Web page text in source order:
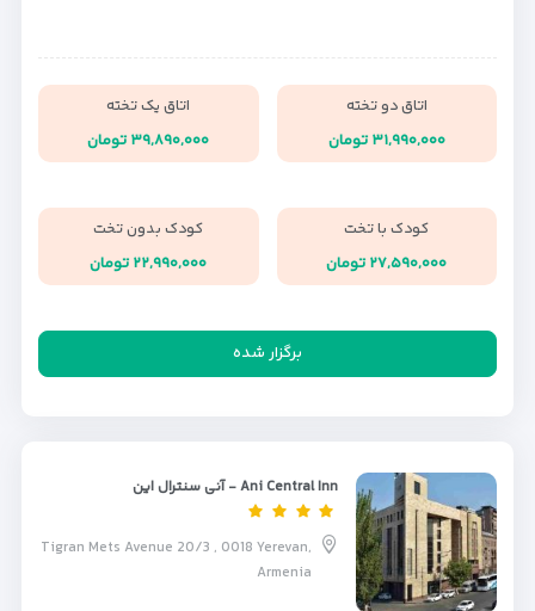
اتاق دو تخته
۳۱,۹۹۰,۰۰۰ تومان
اتاق یک تخته
۳۹,۸۹۰,۰۰۰ تومان
کودک با تخت
۲۷,۵۹۰,۰۰۰ تومان
کودک بدون تخت
۲۲,۹۹۰,۰۰۰ تومان
برگزار شده
Ani Central Inn - آنی سنترال این
Tigran Mets Avenue 20/3 , 0018 Yerevan,
Armenia